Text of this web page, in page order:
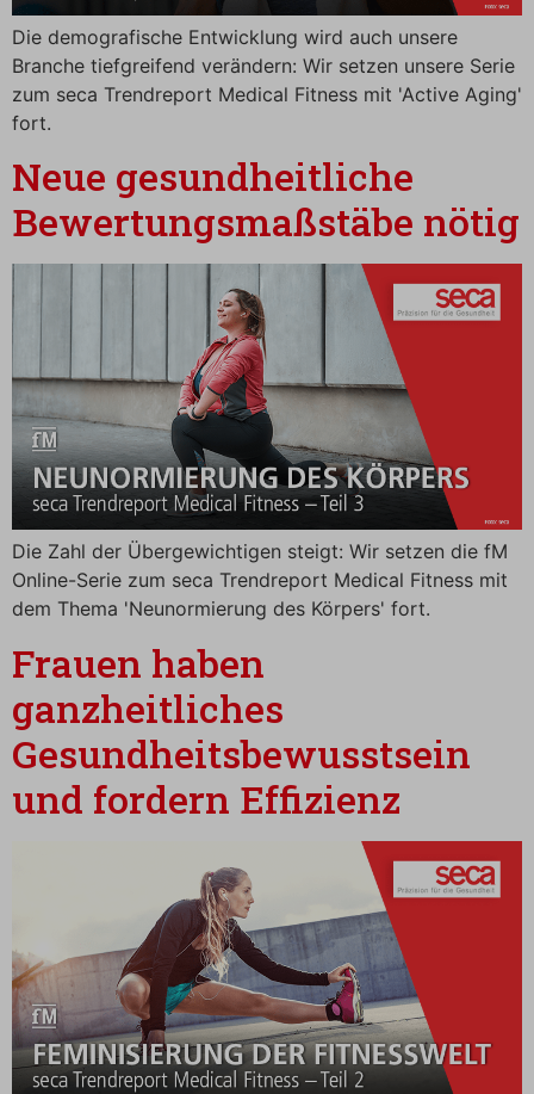
Die demografische Entwicklung wird auch unsere
Branche tiefgreifend verändern: Wir setzen unsere Serie
zum seca Trendreport Medical Fitness mit 'Active Aging'
fort.
Neue gesundheitliche
Bewertungsmaßstäbe nötig
Die Zahl der Übergewichtigen steigt: Wir setzen die fM
Online-Serie zum seca Trendreport Medical Fitness mit
dem Thema 'Neunormierung des Körpers' fort.
Frauen haben
ganzheitliches
Gesundheitsbewusstsein
und fordern Effizienz